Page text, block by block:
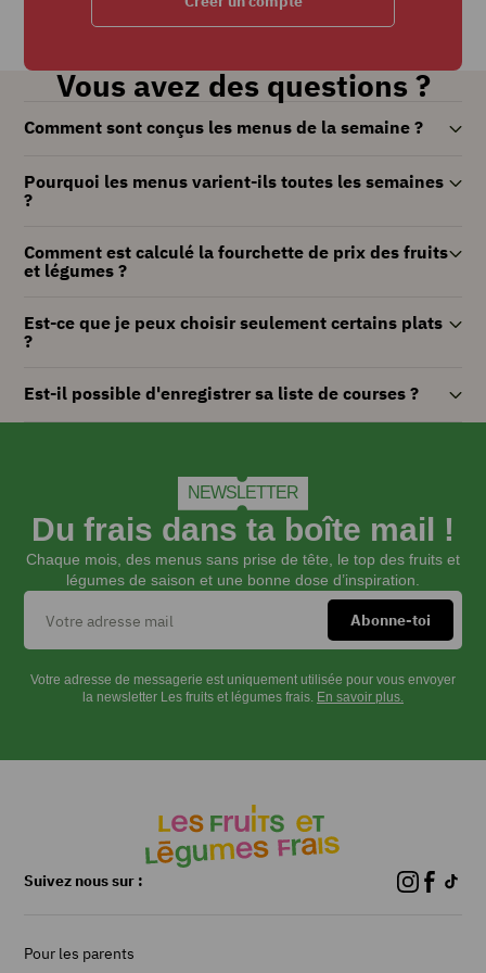
Vous avez des questions ?
Comment sont conçus les menus de la semaine ?
Pourquoi les menus varient-ils toutes les semaines
?
Comment est calculé la fourchette de prix des fruits
et légumes ?
Est-ce que je peux choisir seulement certains plats
?
Est-il possible d'enregistrer sa liste de courses ?
NEWSLETTER
Du frais dans ta boîte mail !
Chaque mois, des menus sans prise de tête, le top des fruits et
légumes de saison et une bonne dose d’inspiration.
Votre adresse de messagerie est uniquement utilisée pour vous envoyer
la newsletter Les fruits et légumes frais. En savoir plus.
Suivez nous sur :
Pour les parents